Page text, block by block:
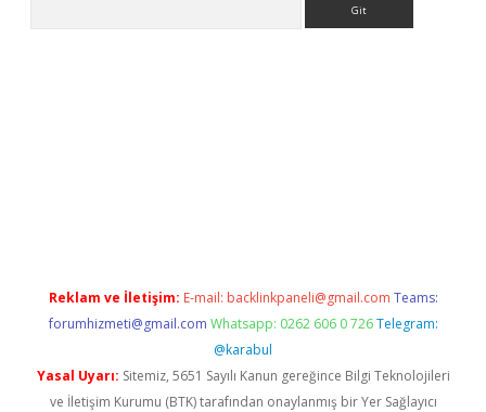
Reklam ve İletişim: E-mail: backlinkpaneli@gmail.com Teams:
forumhizmeti@gmail.com Whatsapp: 0262 606 0 726 Telegram:
@karabul
Yasal Uyarı: Sitemiz, 5651 Sayılı Kanun gereğince Bilgi Teknolojileri
ve İletişim Kurumu (BTK) tarafından onaylanmış bir Yer Sağlayıcı